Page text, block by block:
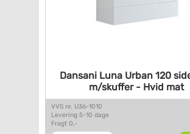
Dansani Luna Urban 120
m/skuffer - Hvid mat
VVS nr. U36-1010
Levering 5-10 dage
Fragt 0,-